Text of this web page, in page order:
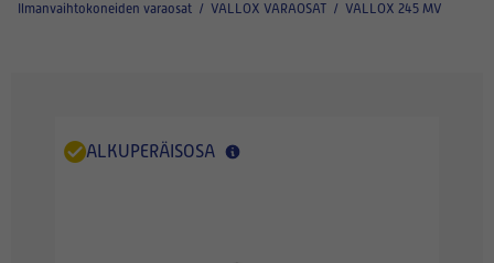
Ilmanvaihtokoneiden varaosat / VALLOX VARAOSAT / VALLOX 245 MV
ALKUPERÄISOSA